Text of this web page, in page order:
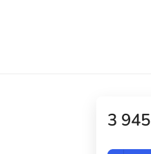
3 945